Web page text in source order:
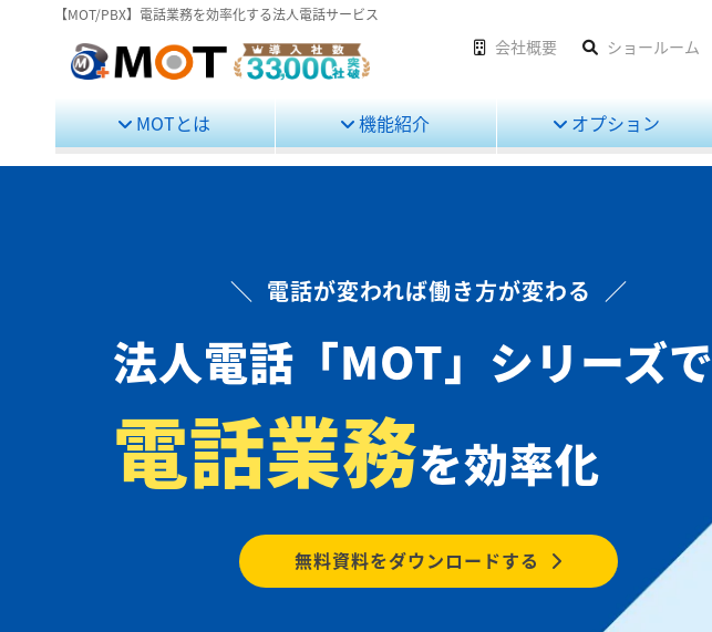
【MOT/PBX】電話業務を効率化する法人電話サービス
会社概要 ショールーム
MOTとは 機能紹介 オプション
＼ 電話が変われば働き方が変わる ／
法人電話 「MOT」シリーズで
電話業務を効率化
無料資料をダウンロードする